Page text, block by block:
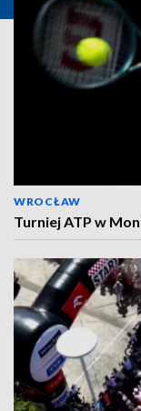
WROCŁAW
Turniej ATP w